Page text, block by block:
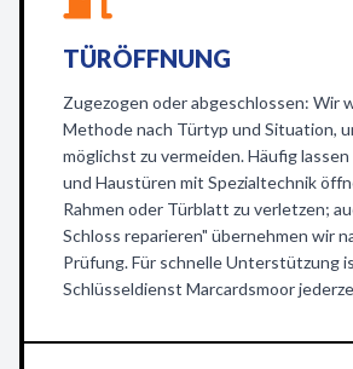
TÜRÖFFNUNG
Zugezogen oder abgeschlossen: Wir
Methode nach Türtyp und Situation,
möglichst zu vermeiden. Häufig
und Haustüren mit Spezialtechnik
Rahmen oder Türblatt zu verletzen;
Schloss reparieren" übernehmen wir
Prüfung. Für schnelle Unterstützung
Schlüsseldienst Marcardsmoor